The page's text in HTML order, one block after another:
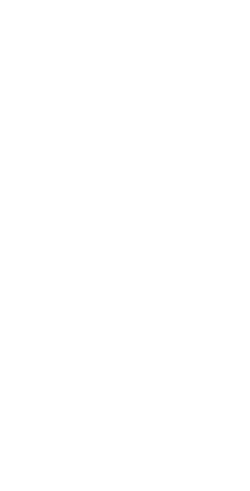
korunması için